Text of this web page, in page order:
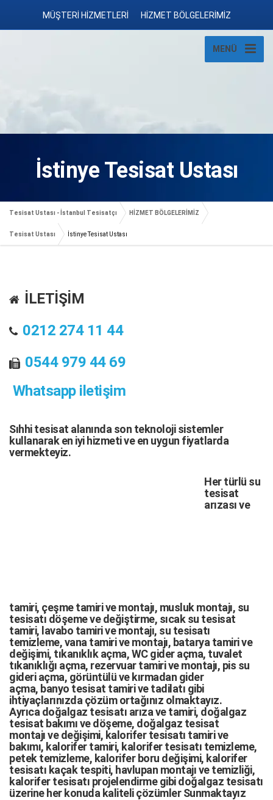
MÜŞTERİ HİZMETLERİ HİZMET BÖLGELERİMİZ
MENÜ
İstinye Tesisat Ustası
Tesisat Ustası - İstanbul Tesisatçı HİZMET BÖLGELERİMİZ
Tesisat Ustası İstinye Tesisat Ustası
İLETİŞİM
0212 274 11 44
0544 979 44 69
Whatsapp iletişim
Sıhhi tesisat alanında son teknoloji sistemler
kullanarak en iyi hizmeti ve en uygun fiyatlarda
vermekteyiz.
Her türlü su
tesisat
arızasıve
tamiri, çeşme tamirivemontajı, musluk montajı, su
tesisatı döşemeve değiştirme, sıcak su tesisat
tamiri, lavabo tamirivemontajı, su tesisatı
temizleme,vana tamirivemontajı, batarya tamirive
değişimi, tıkanıklık açma,WC gider açma, tuvalet
tıkanıklığı açma, rezervuar tamirive montajı, pis su
gideri açma, görüntülü ve kırmadan gider
açma, banyo tesisat tamirivetadilatı gibi
ihtiyaçlarınızda çözüm ortağınız olmaktayız.
Ayrıca doğalgaz tesisatı arızave tamiri, doğalgaz
tesisat bakımıve döşeme, doğalgaz tesisat
montajıve değişimi, kalorifer tesisatı tamiri ve
bakımı, kalorifer tamiri, kalorifer tesisatı temizleme,
petek temizleme, kalorifer boru değişimi, kalorifer
tesisatı kaçak tespiti, havlupan montajı ve temizliği,
kalorifer tesisatı projelendirme gibi d oğalgaz tesisatı
üzerine her konuda kaliteli çözümler Sunmaktayız